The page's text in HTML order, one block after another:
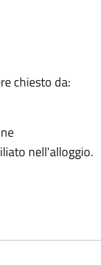
chiesto da:
nell'alloggio.